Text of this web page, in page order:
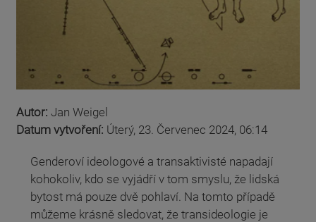
Autor: Jan Weigel
Datum vytvoření: Úterý, 23. Červenec 2024, 06:14
Genderoví ideologové a transaktivisté napadají
kohokoliv, kdo se vyjádří v tom smyslu, že lidská
bytost má pouze dvě pohlaví. Na tomto případě
můžeme krásně sledovat, že transideologie je